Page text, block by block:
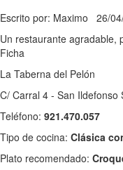
Escrito por: Maximo 26/
Un restaurante agradable,
Ficha
La Taberna del Pelón
C/ Carral 4 - San Ildefonso
Teléfono: 921.470.057
Tipo de cocina: Clásica
Plato recomendado: